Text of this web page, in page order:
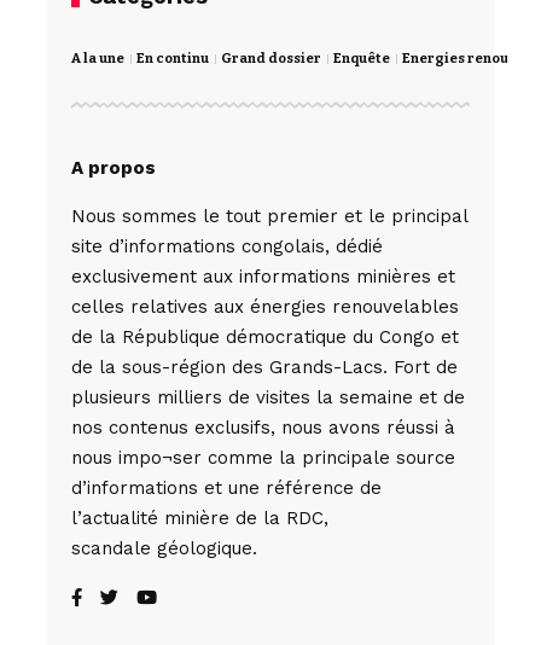
A la une En continu Grand dossier Enquête Energies
A propos
Nous sommes le tout premier et le principal
site d’informations congolais, dédié
exclusivement aux informations minières et
celles relatives aux énergies renouvelables
de la République démocratique du Congo et
de la sous-région des Grands-Lacs. Fort de
plusieurs milliers de visites la semaine et de
nos contenus exclusifs, nous avons réussi à
nous impo¬ser comme la principale source
d’informations et une référence de
l’actualité minière de la RDC,
scandale géologique.